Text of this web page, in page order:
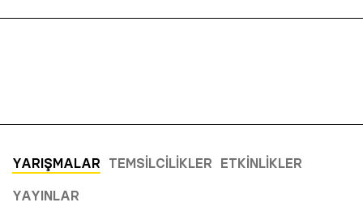
YARIŞMALAR TEMSILCILIKLER ETKINLIKLER
YAYINLAR